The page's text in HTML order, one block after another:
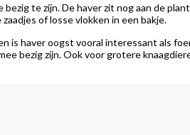
te zijn. De haver zit nog aan de
of losse vlokken in een bakje.
is haver oogst vooral interessant als
bezig zijn. Ook voor grotere